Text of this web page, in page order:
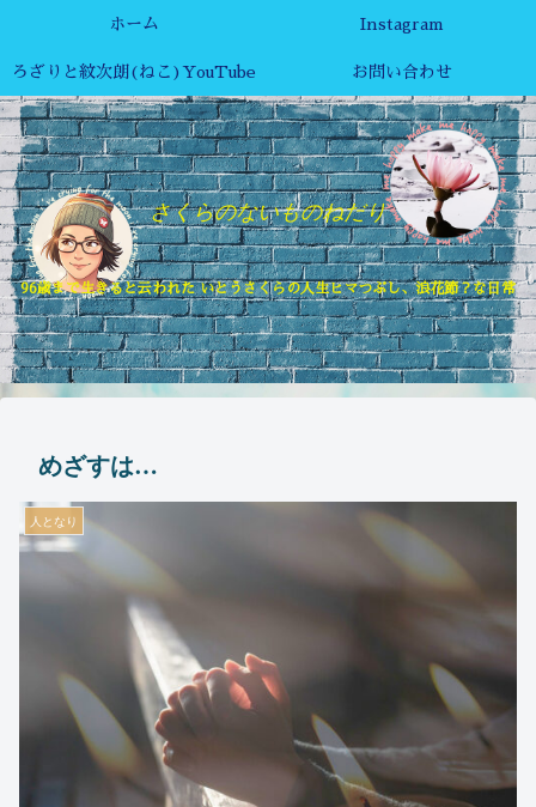
さくらのないものねだり
96歳まで生きると云われた いとうさくらの人生ヒマつぶし、浪花節？な日常
ホーム Instagram
ろざりと紋次朗(ねこ)YouTube お問い合わせ
めざすは…
人となり